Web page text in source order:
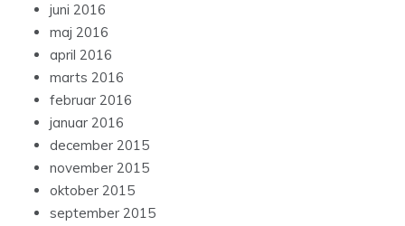
juni 2016
maj 2016
april 2016
marts 2016
februar 2016
januar 2016
december 2015
november 2015
oktober 2015
september 2015